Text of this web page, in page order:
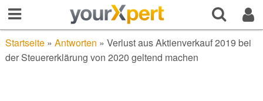
Startseite» Antworten » Verlust aus Aktienverkauf 2019 bei
der Steuererklärung von 2020 geltend machen